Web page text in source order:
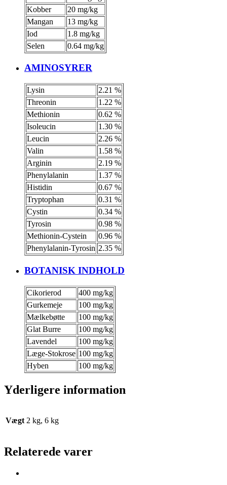
Kobber
20 mg/kg
Mangan
13 mg/kg
Iod
1.8 mg/kg
Selen
0.64 mg/kg
AMINOSYRER
Lysin
2.21 %
Threonin
1.22 %
Methionin
0.62 %
Isoleucin
1.30 %
Leucin
2.26 %
Valin
1.58 %
Arginin
2.19 %
Phenylalanin
1.37 %
Histidin
0.67 %
Tryptophan
0.31 %
Cystin
0.34 %
Tyrosin
0.98 %
Methionin-Cystein
0.96 %
Phenylalanin-Tyrosin 2.35 %
BOTANISK INDHOLD
Cikorierod
400 mg/kg
Gurkemeje
100 mg/kg
Mælkebøtte
100 mg/kg
Glat Burre
100 mg/kg
Lavendel
100 mg/kg
Læge-Stokrose 100 mg/kg
Hyben
100 mg/kg
Yderligere information
Vægt 2 kg, 6 kg
Relaterede varer